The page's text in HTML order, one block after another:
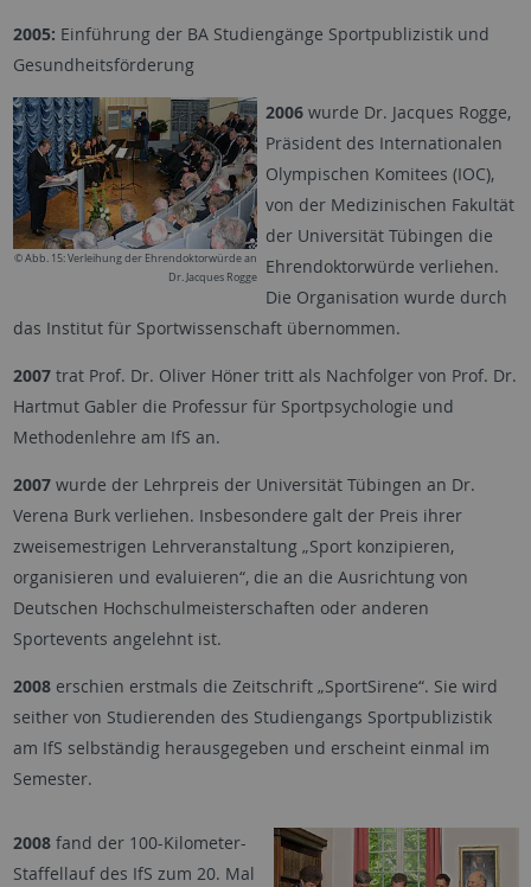
2005: Einführung der BA Studiengänge Sportpublizistik und
Gesundheitsförderung
© Abb. 15: Verleihung der Ehrendoktorwürde an
Dr. Jacques Rogge
2006 wurde Dr. Jacques Rogge,
Präsident des Internationalen
Olympischen Komitees (IOC),
von der Medizinischen Fakultät
der Universität Tübingen die
Ehrendoktorwürde verliehen.
Die Organisation wurde durch
das Institut für Sportwissenschaft übernommen.
2007 trat Prof. Dr. Oliver Höner tritt als Nachfolger von Prof. Dr.
Hartmut Gabler die Professur für Sportpsychologie und
Methodenlehre am IfS an.
2007wurde der Lehrpreis der Universität Tübingen an Dr.
Verena Burk verliehen. Insbesondere galt der Preis ihrer
zweisemestrigen Lehrveranstaltung „Sport konzipieren,
organisieren und evaluieren“, die an die Ausrichtung von
Deutschen Hochschulmeisterschaften oder anderen
Sportevents angelehnt ist.
2008 erschien erstmals die Zeitschrift „SportSirene“. Sie wird
seither von Studierenden des Studiengangs Sportpublizistik
am IfS selbständig herausgegeben und erscheint einmal im
Semester.
2008fand der 100-Kilometer-
Staffellauf des IfS zum 20. Mal